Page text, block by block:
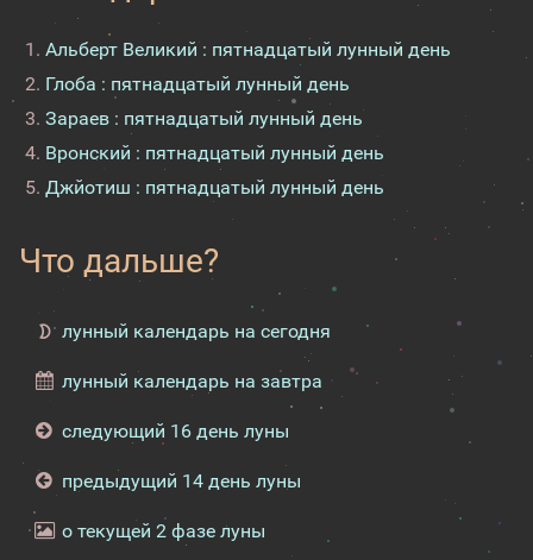
Альберт Великий : пятнадцатый лунный день
Глоба : пятнадцатый лунный день
Зараев : пятнадцатый лунный день
Вронский : пятнадцатый лунный день
Джйотиш : пятнадцатый лунный день
Что дальше?
лунный календарь на сегодня
лунный календарь на завтра
следующий 16 день луны
предыдущий 14 день луны
о текущей 2 фазе луны